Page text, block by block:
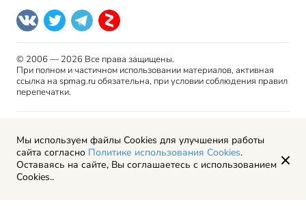
© 2006 — 2026 Все права защищены.
При полном и частичном использовании материалов, активная
ссылка на spmag.ru обязательна, при условии соблюдения правил
перепечатки.
права
Пользовательское соглашение
Политика обработки персональных данных
Рекламодателям
Мы используем файлы Cookies для улучшения работы
сайта согласно Политике использования Cookies.
Оставаясь на сайте, Вы соглашаетесь с использованием
Cookies..